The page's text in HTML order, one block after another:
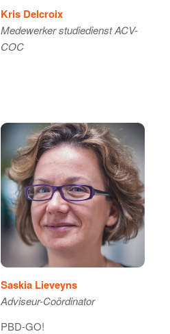
Kris Delcroix
Medewerker studiedienst ACV-
COC
Saskia Lieveyns
Adviseur-Coördinator
PBD-GO!